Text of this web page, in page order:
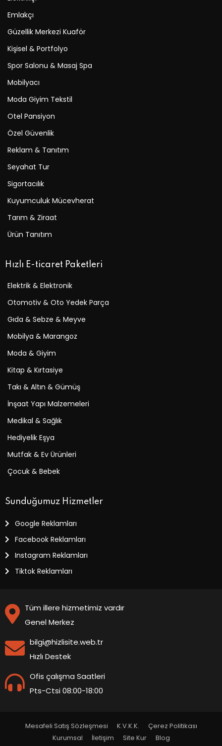
Emlakçı
Güzellik Merkezi Kuaför
Kişisel & Portfolyo
Spor Salonu & Masaj Spa
Mobilyacı
Moda Giyim Tekstil
Otel Pansiyon
Özel Güvenlik
Reklam & Tanıtım
Seyahat Tur
Sigortacılık
Kuyumculuk Mücevherat
Tarım & Ziraat
Ürün Tanıtım
Hızlı E-ticaret Paketleri
Elektrik & Elektronik
Otomotiv & Oto Yedek Parça
Gıda & Sebze & Meyve
Mobilya & Marangoz
Moda & Giyim
Kitap & Kırtasiye
Takı & Altın & Gümüş
İnşaat Yapı Malzemeleri
Medikal & Sağlık
Hediyelik Eşya
Mutfak & Ev Ürünleri
Çocuk & Bebek
Sunduğumuz Hizmetler
Google Reklamları
Facebook Reklamları
Instagram Reklamları
Tiktok Reklamları
Tüm illere hizmetimiz vardır
Genel Merkez
bilgi@hizlisite.web.tr
Hızlı Destek
Ofis çalışma Saatleri
Pts-Ctsi 08:00-18:00
Mesafeli Satış Sözleşmesi K.V.K.K.
Çerez Politikası
Kurumsal
İletişim Site Kur Blog